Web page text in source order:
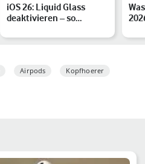
iOS 26: Liquid Glass
deaktivieren – so
Airpods Kopfhoerer